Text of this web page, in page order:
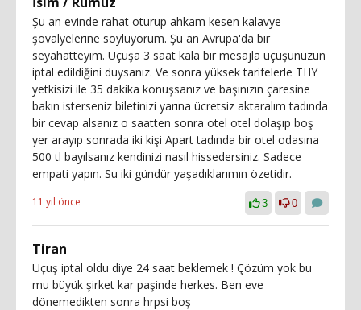
Şu an evinde rahat oturup ahkam kesen kalavye
şövalyelerine söylüyorum. Şu an Avrupa'da bir
seyahatteyim. Uçuşa 3 saat kala bir mesajla uçuşunuzun
iptal edildiğini duysanız. Ve sonra yüksek tarifelerle THY
yetkisizi ile 35 dakika konuşsanız ve başınızın çaresine
bakın isterseniz biletinizi yarına ücretsiz aktaralım tadında
bir cevap alsanız o saatten sonra otel otel dolaşıp boş
yer arayıp sonrada iki kişi Apart tadında bir otel odasına
500 tl bayılsanız kendinizi nasıl hissedersiniz. Sadece
empati yapın. Su iki gündür yaşadıklarımın özetidir.
11 yıl önce 3 0
Tiran
Uçuş iptal oldu diye 24 saat beklemek ! Çözüm yok bu
mu büyük şirket kar paşinde herkes. Ben eve
dönemedikten sonra hrpsi boş